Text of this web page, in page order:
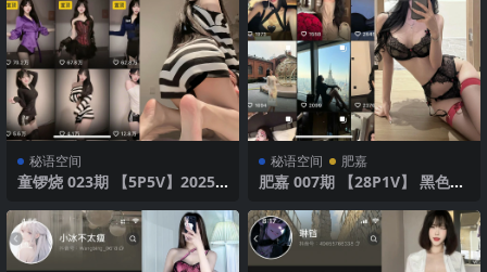
秘语空间
童锣烧 023期 【5P5V】2025
秘语空间 肥嘉
肥嘉 007期 【28P1V】 黑色内